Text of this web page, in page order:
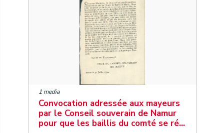
1 media
Convocation adressée aux mayeurs
par le Conseil souverain de Namur
pour que les baillis du comté se ré…